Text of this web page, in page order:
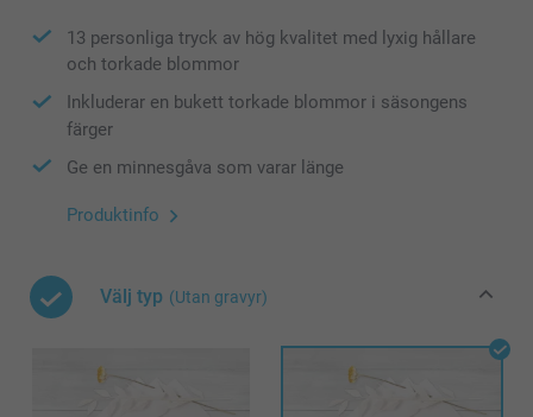
13 personliga tryck av hög kvalitet med lyxig hållare
och torkade blommor
Inkluderar en bukett torkade blommor i säsongens
färger
Ge en minnesgåva som varar länge
Produktinfo
Välj typ (Utan gravyr)